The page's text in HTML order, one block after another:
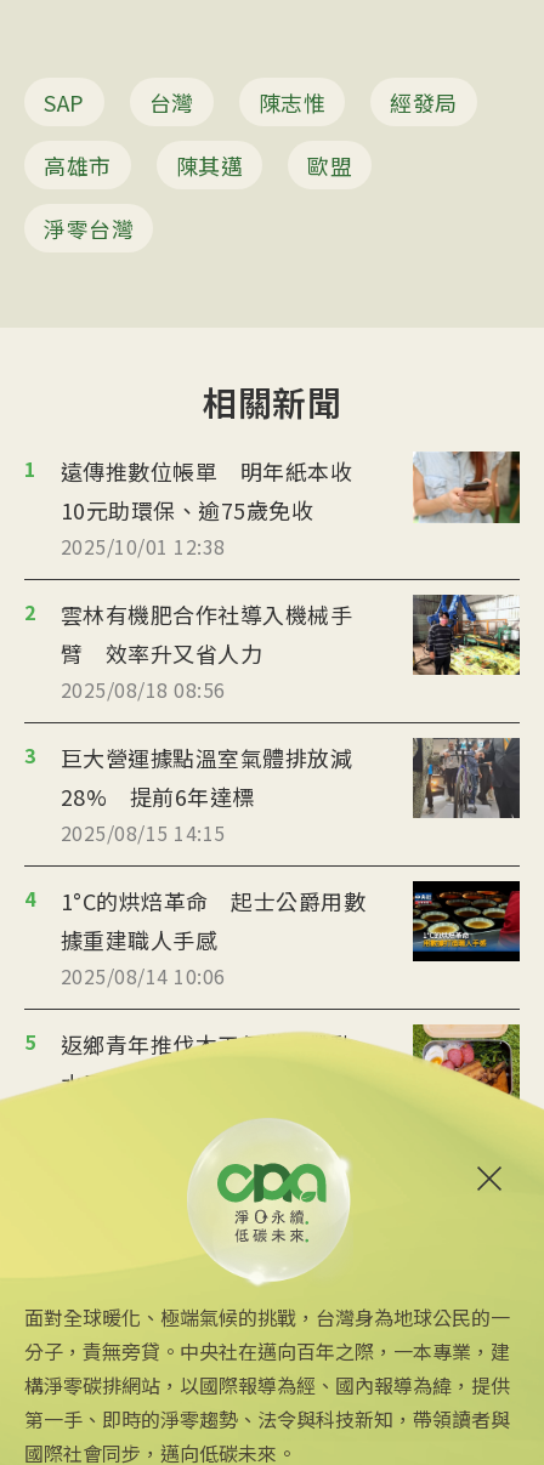
SAP 台灣 陳志惟
經發局
高雄市
陳其邁
歐盟
淨零台灣
相關新聞
1
遠傳推數位帳單 明年紙本收
10元助環保、逾75歲免收
2025/10/01 12:38
2
雲林有機肥合作社導入機械手
臂 效率升又省人力
2025/08/18 08:56
3
巨大營運據點溫室氣體排放減
28% 提前6年達標
2025/08/15 14:15
4
1°C的烘焙革命 起士公爵用數
據重建職人手感
2025/08/14 10:06
5
返鄉青年推伐木工便當 帶動
水里觀光與減碳經濟
台中智慧停車無紙化9/8上線
2025/08/11 18:54
面對全球暖化、極端氣候的挑戰，台灣身為地球公民的一
分子，責無旁貸。中央社在邁向百年之際，一本專業，建
構淨零碳排網站，以國際報導為經、國內報導為緯，提供
第一手、即時的淨零趨勢、法令與科技新知，帶領讀者與
國際社會同步，邁向低碳未來。